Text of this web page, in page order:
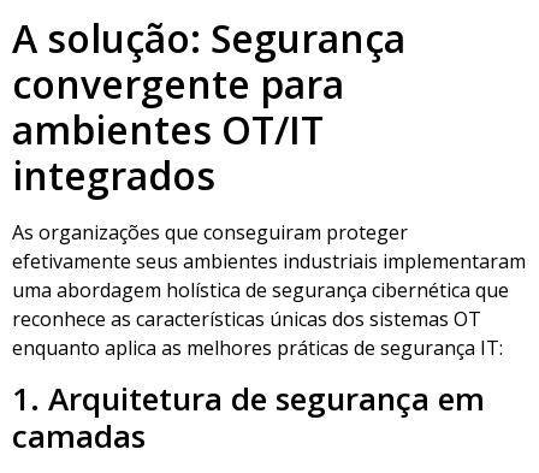
A solução: Segurança
convergente para
ambientes OT/IT
integrados
As organizações que conseguiram proteger
efetivamente seus ambientes industriais implementaram
uma abordagem holística de segurança cibernética que
reconhece as características únicas dos sistemas OT
enquanto aplica as melhores práticas de segurança IT:
1. Arquitetura de segurança em
camadas